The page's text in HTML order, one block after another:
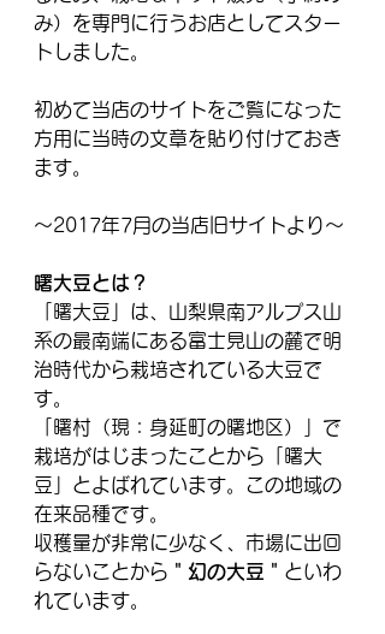
み）を専門に行うお店としてスター
トしました。
初めて当店のサイトをご覧になった
方用に当時の文章を貼り付けておき
ます。
～2017年7月の当店旧サイトより～
曙大豆とは？
「曙大豆」は、山梨県南アルプス山
系の最南端にある富士見山の麓で明
治時代から栽培されている大豆で
す。
「曙村（現：身延町の曙地区）」で
栽培がはじまったことから「曙大
豆」とよばれています。この地域の
在来品種です。
収穫量が非常に少なく、市場に出回
らないことから ＂幻の大豆＂ といわ
れています。